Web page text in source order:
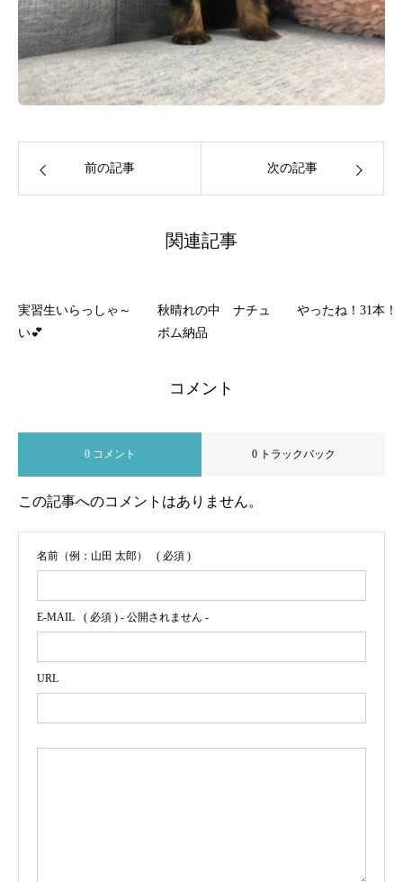
前の記事 次の記事
関連記事
実習生いらっしゃ～
い💕
秋晴れの中 ナチュ
ボム納品
やったね！31本！
コメント
0 コメント 0 トラックバック
この記事へのコメントはありません。
名前（例：山田 太郎） ( 必須 )
E-MAIL ( 必須 ) - 公開されません -
URL